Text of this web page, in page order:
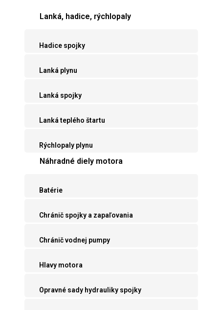
Lanká, hadice, rýchlopaly
Hadice spojky
Lanká plynu
Lanká spojky
Lanká teplého štartu
Rýchlopaly plynu
Náhradné diely motora
Batérie
Chránič spojky a zapaľovania
Chránič vodnej pumpy
Hlavy motora
Opravné sady hydrauliky spojky